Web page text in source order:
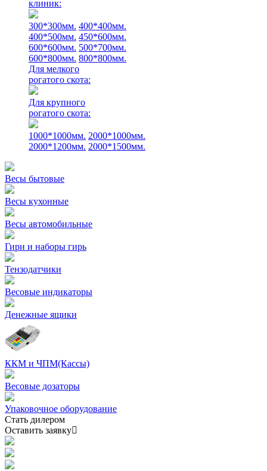
клиник:
300*300мм. 400*400мм.
400*500мм. 450*600мм.
600*600мм. 500*700мм.
600*800мм. 800*800мм.
Для мелкого
рогатого скота:
Для крупного
рогатого скота:
1000*1000мм. 2000*1000мм.
2000*1200мм. 2000*1500мм.
Весы бытовые
Весы кухонные
Весы автомобильные
Гири и наборы гирь
Тензодатчики
Весовые индикаторы
Денежные ящики
ККМ и ЧПМ(Кассы)
Весовые дозаторы
Упаковочное оборудование
Стать дилером
Оставить заявку